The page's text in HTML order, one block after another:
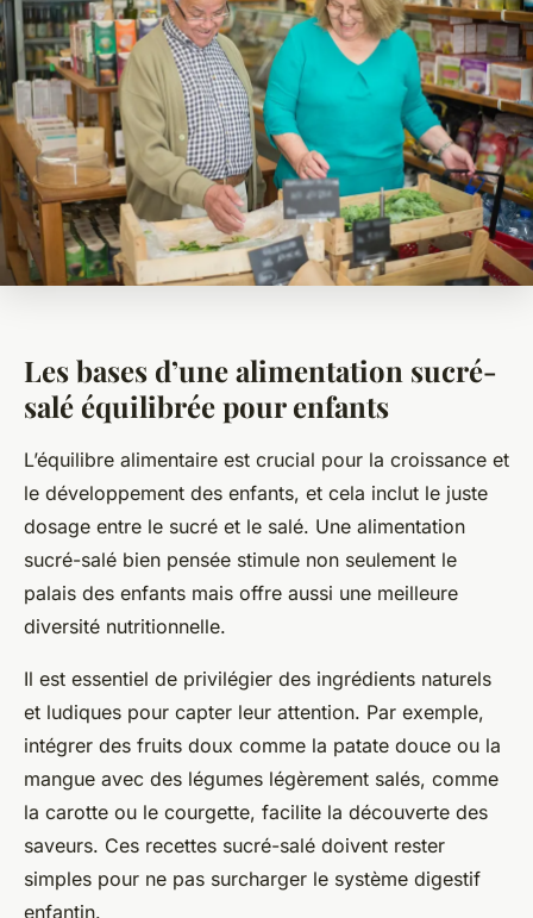
Les bases d’une alimentation sucré-
salé équilibrée pour enfants
L’équilibre alimentaire est crucial pour la croissance et
le développement des enfants, et cela inclut le juste
dosage entre le sucré et le salé. Une alimentation
sucré-salé bien pensée stimule non seulement le
palais des enfants mais offre aussi une meilleure
diversité nutritionnelle.
Il est essentiel de privilégier des ingrédients naturels
et ludiques pour capter leur attention. Par exemple,
intégrer des fruits doux comme la patate douce ou la
mangue avec des légumes légèrement salés, comme
la carotte ou le courgette, facilite la découverte des
saveurs. Ces recettes sucré-salé doivent rester
simples pour ne pas surcharger le système digestif
enfantin.